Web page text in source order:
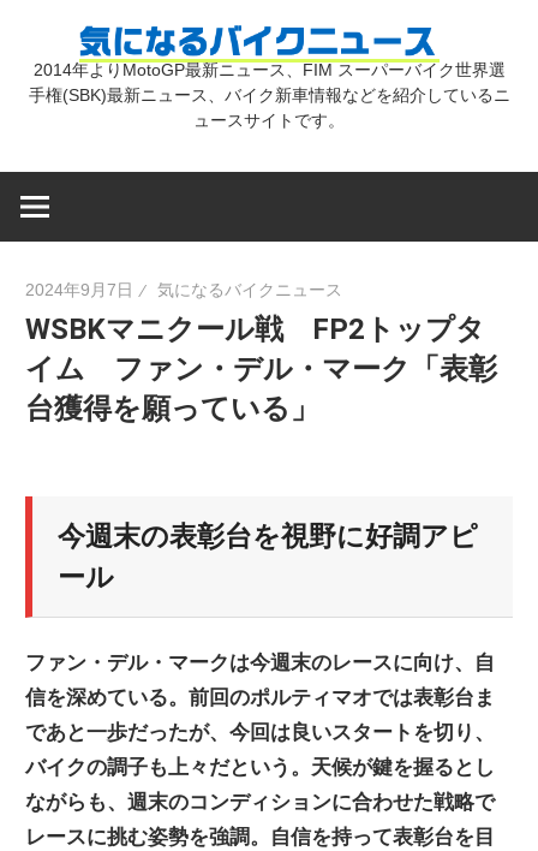
気
バ
ュ
ー
ス
2014年よりMotoGP最新ニュース、FIM スーパーバイク世界選
手権(SBK)最新ニュース、バイク新車情報などを紹介しているニ
ュースサイトです。
2024年9月7日 気になるバイクニュース
WSBKマニクール戦 FP2トップタ
イム ファン・デル・マーク「表彰
台獲得を願っている」
今週末の表彰台を視野に好調アピ
ール
ファン・デル・マークは今週末のレースに向け、自
信を深めている。前回のポルティマオでは表彰台ま
であと一歩だったが、今回は良いスタートを切り、
バイクの調子も上々だという。天候が鍵を握るとし
ながらも、週末のコンディションに合わせた戦略で
レースに挑む姿勢を強調。自信を持って表彰台を目